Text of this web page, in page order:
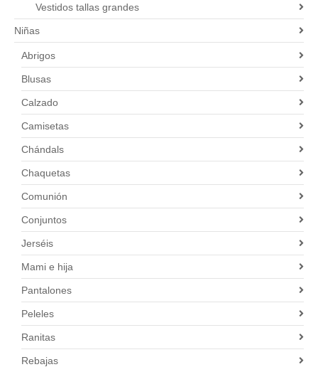
Vestidos tallas grandes
Niñas
Abrigos
Blusas
Calzado
Camisetas
Chándals
Chaquetas
Comunión
Conjuntos
Jerséis
Mami e hija
Pantalones
Peleles
Ranitas
Rebajas